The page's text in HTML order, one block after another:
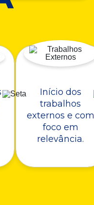
Início dos
trabalhos
externos e com
foco em
relevância.